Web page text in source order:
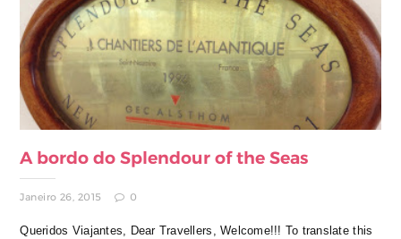
A bordo do Splendour of the Seas
Janeiro 26, 2015 0
Queridos Viajantes, Dear Travellers, Welcome!!! To translate this